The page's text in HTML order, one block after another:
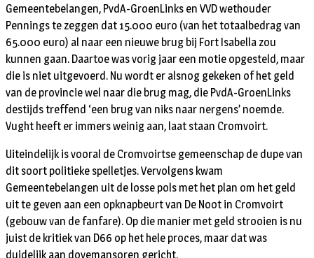
Gemeentebelangen, PvdA-GroenLinks en VVD wethouder
Pennings te zeggen dat 15.000 euro (van het totaalbedrag van
65.000 euro) al naar een nieuwe brug bij Fort Isabella zou
kunnen gaan. Daartoe was vorig jaar een motie opgesteld, maar
die is niet uitgevoerd. Nu wordt er alsnog gekeken of het geld
van de provincie wel naar die brug mag, die PvdA-GroenLinks
destijds treffend ‘een brug van niks naar nergens’ noemde.
Vught heeft er immers weinig aan, laat staan Cromvoirt.
Uiteindelijk is vooral de Cromvoirtse gemeenschap de dupe van
dit soort politieke spelletjes. Vervolgens kwam
Gemeentebelangen uit de losse pols met het plan om het geld
uit te geven aan een opknapbeurt van De Noot in Cromvoirt
(gebouw van de fanfare). Op die manier met geld strooien is nu
juist de kritiek van D66 op het hele proces, maar dat was
duidelijk aan dovemansoren gericht.